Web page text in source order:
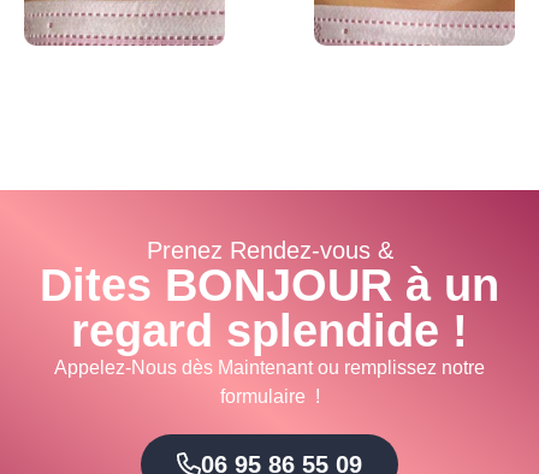
Prenez Rendez-vous &
Dites BONJOUR à un
regard splendide !
Appelez-Nous dès Maintenant ou remplissez notre
formulaire !
06 95 86 55 09